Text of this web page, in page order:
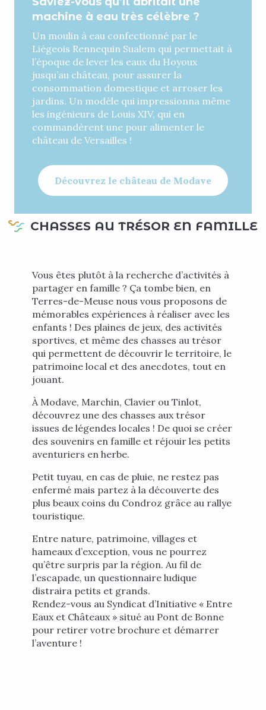
machine à eau très célèbre ?
Un moulin à eau confectionné par le
Liégeois Rennequin Sualem qui permettait à
l’époque de lever les eaux du Hoyoux
jusqu’au château, pour assurer la
consommation domestique et arroser les
jardins. Un modèle qui impressionna même
les ingénieurs de Louis XIV, qui en
commandèrent une pour alimenter le
château de Versailles !
Découvrez le château de Modave
CHASSES AU TRÉSOR EN FAMILLE
Vous êtes plutôt à la recherche d’activités à
partager en famille ? Ça tombe bien, en
Terres-de-Meuse nous vous proposons de
mémorables expériences à réaliser avec les
enfants ! Des plaines de jeux, des activités
sportives, et même des chasses au trésor
qui permettent de découvrir le territoire, le
patrimoine local et des anecdotes, tout en
jouant.
À Modave, Marchin, Clavier ou Tinlot,
découvrez une des chasses aux trésor
issues de légendes locales ! De quoi se créer
des souvenirs en famille et réjouir les petits
aventuriers en herbe.
Petit tuyau, en cas de pluie, ne restez pas
enfermé mais partez à la découverte des
plus beaux coins du Condroz grâce au rallye
touristique.
Entre nature, patrimoine, villages et
hameaux d’exception, vous ne pourrez
qu’être surpris par la région. Au fil de
l’escapade, un questionnaire ludique
distraira petits et grands.
Rendez-vous au Syndicat d’Initiative « Entre
Eaux et Châteaux » situé au Pont de Bonne
pour retirer votre brochure et démarrer
l’aventure !